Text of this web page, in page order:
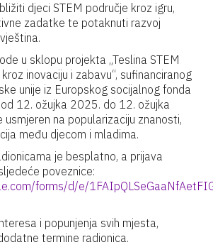
djeci STEM područje kroz igru,
zadatke te potaknuti razvoj
u sklopu projekta „Teslina STEM
inovaciju i zabavu“, sufinanciranog
unije iz Europskog socijalnog fonda
12. ožujka 2025. do 12. ožujka
na popularizaciju znanosti,
među djecom i mladima.
je besplatno, a prijava
poveznice:
forms/d/e/
i popunjenja svih mjesta,
termine radionica.